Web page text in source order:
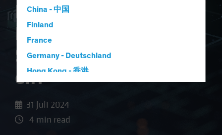
China - 中国
Finland
France
Germany - Deutschland
Hong Kong - 香港
Hungary
Iceland
Italy - Italia
Ist KI ein neuer
Motor für
Schwellenländerakti
en?
31 Juli 2024
4 min read